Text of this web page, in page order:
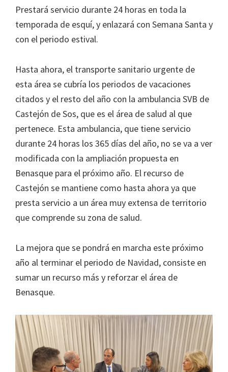
Prestará servicio durante 24 horas en toda la
temporada de esquí, y enlazará con Semana Santa y
con el periodo estival.
Hasta ahora, el transporte sanitario urgente de
esta área se cubría los periodos de vacaciones
citados y el resto del año con la ambulancia SVB de
Castejón de Sos, que es el área de salud al que
pertenece. Esta ambulancia, que tiene servicio
durante 24 horas los 365 días del año, no se va a ver
modificada con la ampliación propuesta en
Benasque para el próximo año. El recurso de
Castejón se mantiene como hasta ahora ya que
presta servicio a un área muy extensa de territorio
que comprende su zona de salud.
La mejora que se pondrá en marcha este próximo
año al terminar el periodo de Navidad, consiste en
sumar un recurso más y reforzar el área de
Benasque.